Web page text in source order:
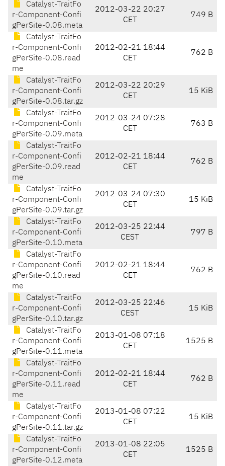
Catalyst-TraitFo
r-Component-Confi
gPerSite-0.08.meta
2012-03-22 20:27
CET
749 B
Catalyst-TraitFo
r-Component-Confi
gPerSite-0.08.read
me
2012-02-21 18:44
CET
762 B
Catalyst-TraitFo
r-Component-Confi
gPerSite-0.08.tar.gz
2012-03-22 20:29
CET
15 KiB
Catalyst-TraitFo
r-Component-Confi
gPerSite-0.09.meta
2012-03-24 07:28
CET
763 B
Catalyst-TraitFo
r-Component-Confi
gPerSite-0.09.read
me
2012-02-21 18:44
CET
762 B
Catalyst-TraitFo
r-Component-Confi
gPerSite-0.09.tar.gz
2012-03-24 07:30
CET
15 KiB
Catalyst-TraitFo
r-Component-Confi
gPerSite-0.10.meta
2012-03-25 22:44
CEST
797 B
Catalyst-TraitFo
r-Component-Confi
gPerSite-0.10.read
me
2012-02-21 18:44
CET
762 B
Catalyst-TraitFo
r-Component-Confi
gPerSite-0.10.tar.gz
2012-03-25 22:46
CEST
15 KiB
Catalyst-TraitFo
r-Component-Confi
gPerSite-0.11.meta
2013-01-08 07:18
CET
1525 B
Catalyst-TraitFo
r-Component-Confi
gPerSite-0.11.read
me
2012-02-21 18:44
CET
762 B
Catalyst-TraitFo
r-Component-Confi
gPerSite-0.11.tar.gz
2013-01-08 07:22
CET
15 KiB
Catalyst-TraitFo
r-Component-Confi
gPerSite-0.12.meta
2013-01-08 22:05
CET
1525 B